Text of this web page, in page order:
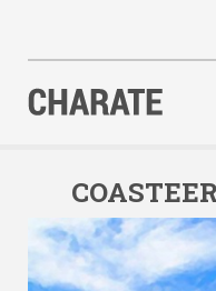
AGENDA
ACTIVIDADES
ALQUILER
EQUIPO